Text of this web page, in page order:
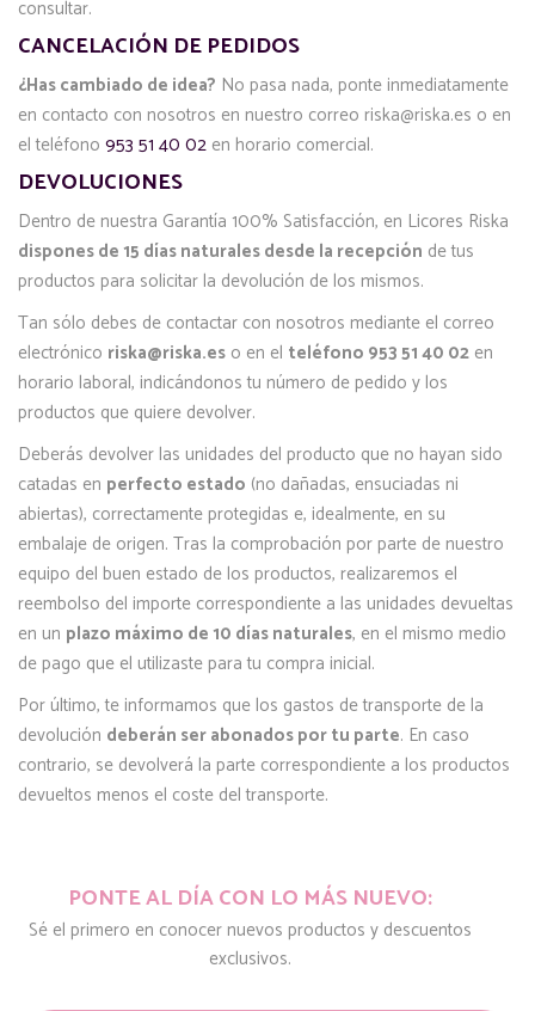
consultar.
CANCELACIÓN DE PEDIDOS
¿Has cambiado de idea? No pasa nada, ponte inmediatamente
en contacto con nosotros en nuestro correo riska@riska.es o en
el teléfono 953 51 40 02 en horario comercial.
DEVOLUCIONES
Dentro de nuestra Garantía 100% Satisfacción, en Licores Riska
dispones de 15 días naturales desde la recepción de tus
productos para solicitar la devolución de los mismos.
Tan sólo debes de contactar con nosotros mediante el correo
electrónico riska@riska.es o en el teléfono 953 51 40 02 en
horario laboral, indicándonos tu número de pedido y los
productos que quiere devolver.
Deberás devolver las unidades del producto que no hayan sido
catadas en perfecto estado (no dañadas, ensuciadas ni
abiertas), correctamente protegidas e, idealmente, en su
embalaje de origen. Tras la comprobación por parte de nuestro
equipo del buen estado de los productos, realizaremos el
reembolso del importe correspondiente a las unidades devueltas
en un plazo máximo de 10 días naturales, en el mismo medio
de pago que el utilizaste para tu compra inicial.
Por último, te informamos que los gastos de transporte de la
devolución deberán ser abonados por tu parte. En caso
contrario, se devolverá la parte correspondiente a los productos
devueltos menos el coste del transporte.
PONTE AL DÍA CON LO MÁS NUEVO:
Sé el primero en conocer nuevos productos y descuentos
exclusivos.